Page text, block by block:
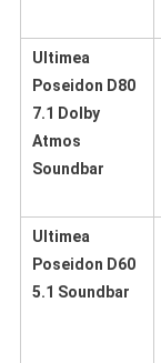
Ultimea
Poseidon D80
7.1 Dolby
Atmos
Soundbar
Ultimea
Poseidon D60
5.1 Soundbar